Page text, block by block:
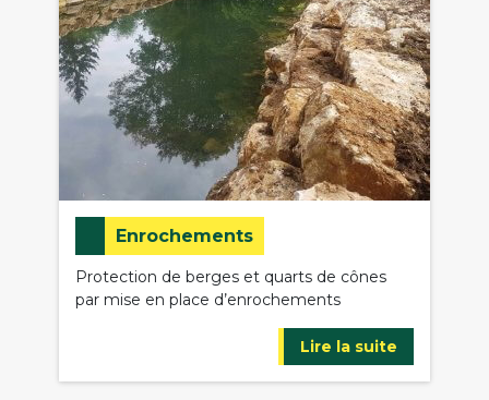
Enrochements
Protection de berges et quarts de cônes
par mise en place d’enrochements
Lire la suite